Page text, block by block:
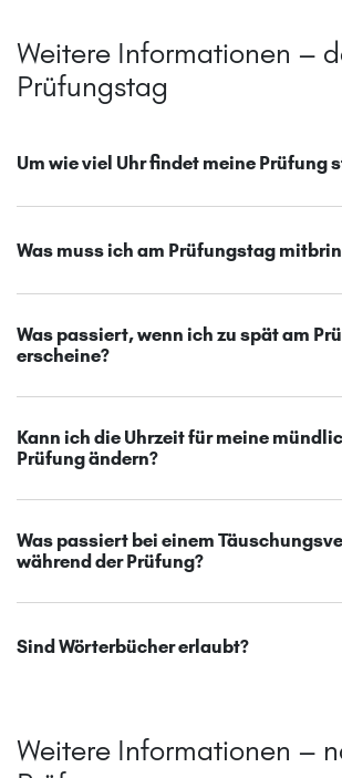
Weitere Informationen –
Prüfungstag
Um wie viel Uhr findet meine Prüfung
Was muss ich am Prüfungstag
Was passiert, wenn ich zu spät am
erscheine?
Kann ich die Uhrzeit für meine
Prüfung ändern?
Was passiert bei einem
während der Prüfung?
Sind Wörterbücher erlaubt?
Weitere Informationen –